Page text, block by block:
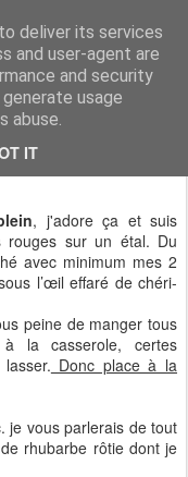
deliver its services
and user-agent are
and security
usage
abuse.
IT
des recettes, de la déco, des découvertes, du partage & de la bonne humeur ...
rôtie
, j'adore ça et suis
rouges sur un étal. Du
avec minimum mes 2
l’œil effaré de chéri-
peine de manger tous
la casserole, certes
Donc place à la
je vous parlerais de tout
rhubarbe rôtie dont je